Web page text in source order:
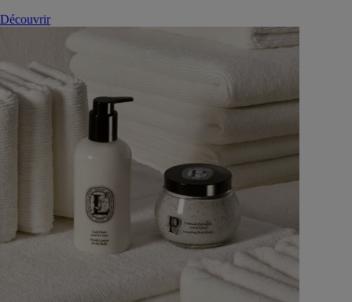
Découvrir